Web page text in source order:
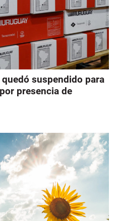
suspendido para
presencia de